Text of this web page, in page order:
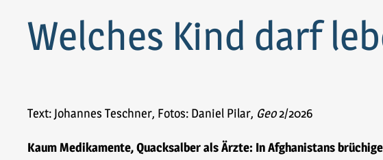
Welches Kind darf
Text: Johannes Teschner, Fotos: Daniel Pilar, Geo2/2026
Kaum Medikamente, Quacksalber als Ärzte: In Afghanistans